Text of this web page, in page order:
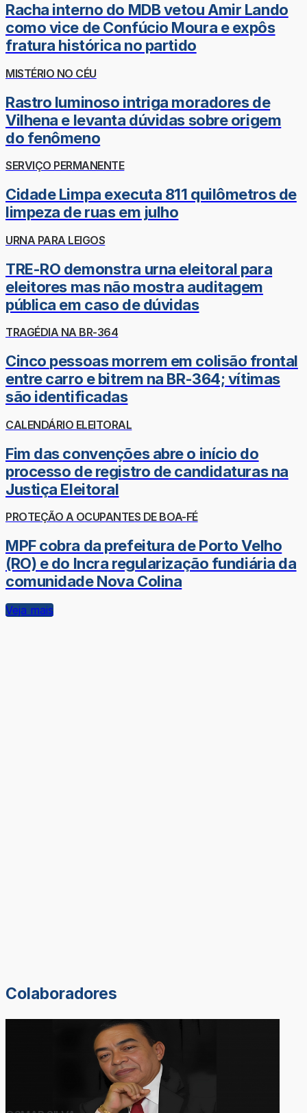
Racha interno do MDB vetou Amir Lando
como vice de Confúcio Moura e expôs
fratura histórica no partido
MISTÉRIO NO CÉU
Rastro luminoso intriga moradores de
Vilhena e levanta dúvidas sobre origem
do fenômeno
SERVIÇO PERMANENTE
Cidade Limpa executa 811 quilômetros de
limpeza de ruas em julho
URNA PARA LEIGOS
TRE-RO demonstra urna eleitoral para
eleitores mas não mostra auditagem
pública em caso de dúvidas
TRAGÉDIA NA BR-364
Cinco pessoas morrem em colisão frontal
entre carro e bitrem na BR-364; vítimas
são identificadas
CALENDÁRIO ELEITORAL
Fim das convenções abre o início do
processo de registro de candidaturas na
Justiça Eleitoral
PROTEÇÃO A OCUPANTES DE BOA-FÉ
MPF cobra da prefeitura de Porto Velho
(RO) e do Incra regularização fundiária da
comunidade Nova Colina
Veja mais
Colaboradores